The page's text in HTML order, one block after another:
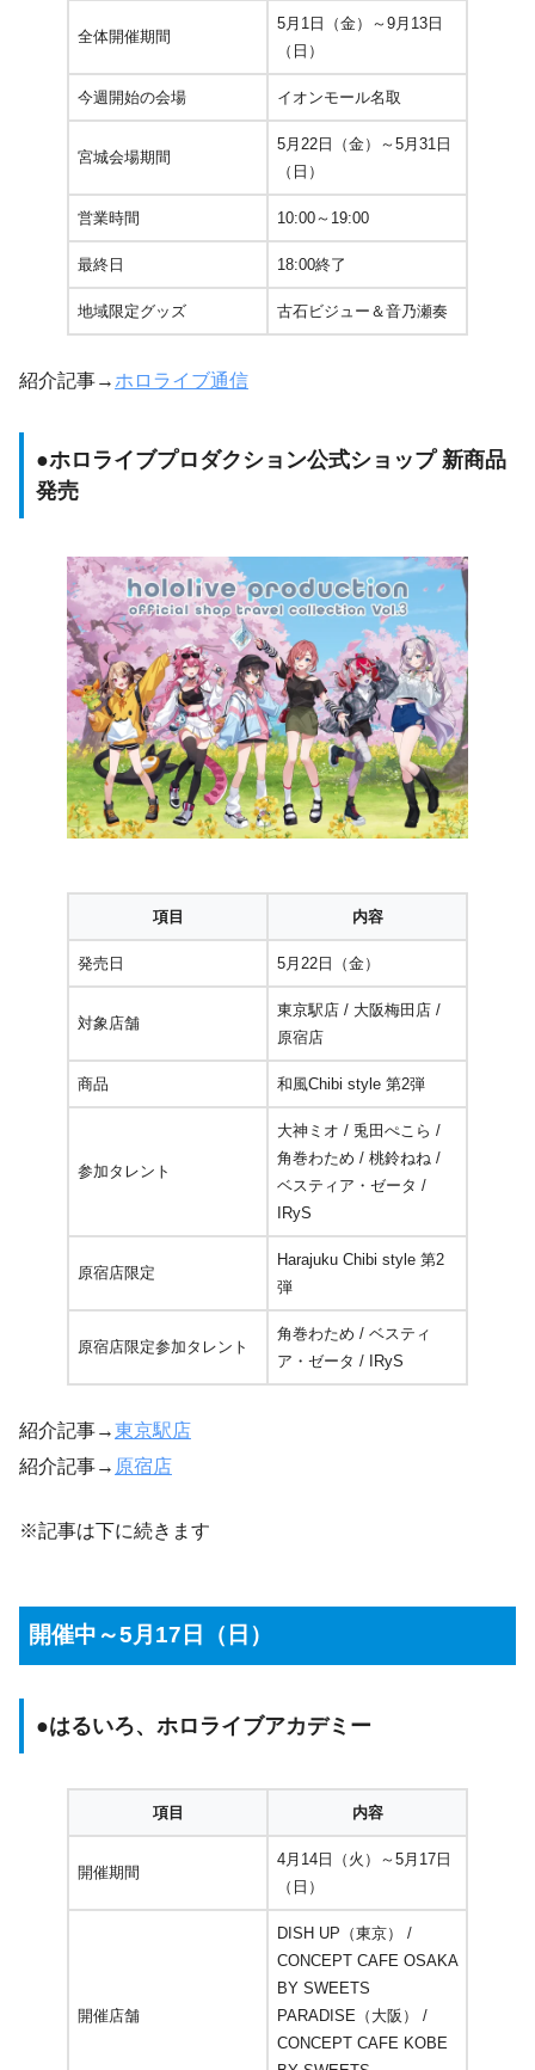
全体開催期間
5月1日（金）～9月13日
（日）
今週開始の会場 イオンモール名取
宮城会場期間
5月22日（金）～5月31日
（日）
営業時間 10:00～19:00
最終日 18:00終了
地域限定グッズ 古石ビジュー＆音乃瀬奏
紹介記事→ ホロライブ通信
●ホロライブプロダクション公式ショップ 新商品
発売
項目 内容
発売日 5月22日（金）
対象店舗
東京駅店 / 大阪梅田店 /
原宿店
商品 和風Chibi style 第2弾
参加タレント
大神ミオ / 兎田ぺこら /
角巻わため / 桃鈴ねね /
ベスティア・ゼータ /
IRyS
原宿店限定
Harajuku Chibi style 第2
弾
原宿店限定参加タレント
角巻わため / ベスティ
ア・ゼータ / IRyS
紹介記事→東京駅店
紹介記事→ 原宿店
※記事は下に続きます
開催中～5月17日（日）
●はるいろ、ホロライブアカデミー
項目 内容
開催期間
4月14日（火）～5月17日
（日）
開催店舗
DISH UP（東京） /
CONCEPT CAFE OSAKA
BY SWEETS
PARADISE（大阪） /
CONCEPT CAFE KOBE